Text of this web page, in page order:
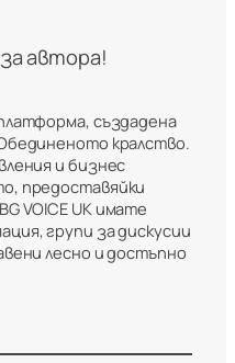
автора!
създадена
кралство.
и бизнес
предоставяйки
VOICE UK имате
групи за дискусии
лесно и достъпно